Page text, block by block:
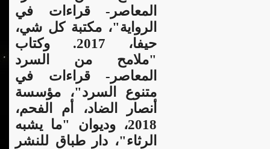
المعاصر- قراءات في
الرواية"، مكتبة كل شي،
حيفا، 2017. وكتاب
"ملامح من السرد
المعاصر- قراءات في
متنوع السرد"، مؤسسة
أنصار الضاد، أم الفحم،
2018، وديوان "ما يشبه
الرثاء"، دار طباق للنشر